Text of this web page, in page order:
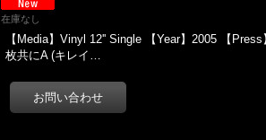
在庫なし
【Media】Vinyl 12'' Single 【Year】2005 【
枚共にA (キレイ…